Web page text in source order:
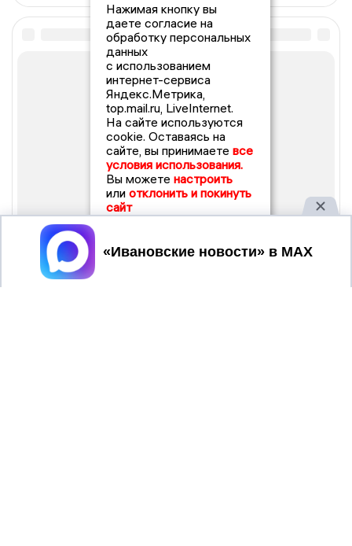
Нажимая кнопку вы
даете согласие на
обработку персональных
данных
с использованием
интернет-сервиса
Яндекс.Метрика,
top.mail.ru, LiveInternet.
На сайте используются
cookie. Оставаясь на
сайте, вы принимаете все
условия использования.
Вы можете настроить
или отклонить и покинуть
сайт
Принять